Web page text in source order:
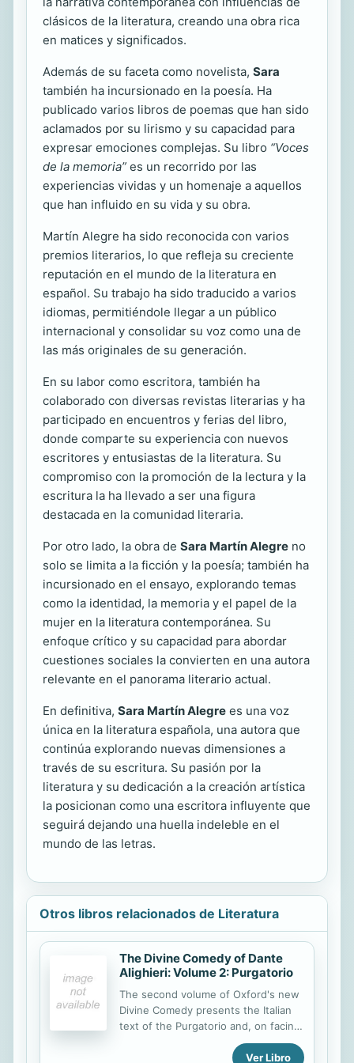
clásicos de la literatura, creando una obra rica
en matices y significados.
Además de su faceta como novelista, Sara
también ha incursionado en la poesía. Ha
publicado varios libros de poemas que han sido
aclamados por su lirismo y su capacidad para
expresar emociones complejas. Su libro “Voces
de la memoria” es un recorrido por las
experiencias vividas y un homenaje a aquellos
que han influido en su vida y su obra.
Martín Alegre ha sido reconocida con varios
premios literarios, lo que refleja su creciente
reputación en el mundo de la literatura en
español. Su trabajo ha sido traducido a varios
idiomas, permitiéndole llegar a un público
internacional y consolidar su voz como una de
las más originales de su generación.
En su labor como escritora, también ha
colaborado con diversas revistas literarias y ha
participado en encuentros y ferias del libro,
donde comparte su experiencia con nuevos
escritores y entusiastas de la literatura. Su
compromiso con la promoción de la lectura y la
escritura la ha llevado a ser una figura
destacada en la comunidad literaria.
Por otro lado, la obra de Sara Martín Alegre no
solo se limita a la ficción y la poesía; también ha
incursionado en el ensayo, explorando temas
como la identidad, la memoria y el papel de la
mujer en la literatura contemporánea. Su
enfoque crítico y su capacidad para abordar
cuestiones sociales la convierten en una autora
relevante en el panorama literario actual.
En definitiva, Sara Martín Alegre es una voz
única en la literatura española, una autora que
continúa explorando nuevas dimensiones a
través de su escritura. Su pasión por la
literatura y su dedicación a la creación artística
la posicionan como una escritora influyente que
seguirá dejando una huella indeleble en el
mundo de las letras.
Otros libros relacionados de Literatura
The Divine Comedy of Dante
Alighieri: Volume 2: Purgatorio
The second volume of Oxford's new
Divine Comedy presents the Italian
text of the Purgatorio and, on facing
pages, a new prose translation.
Continuing the story of the poet's
Ver Libro